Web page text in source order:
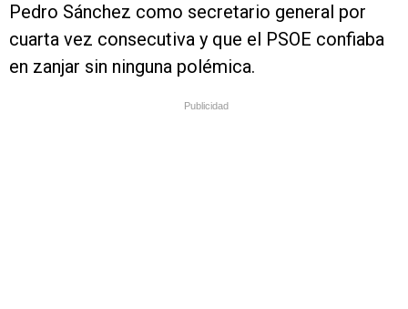
Pedro Sánchez como secretario general por
cuarta vez consecutiva y que el PSOE confiaba
en zanjar sin ninguna polémica.
Publicidad